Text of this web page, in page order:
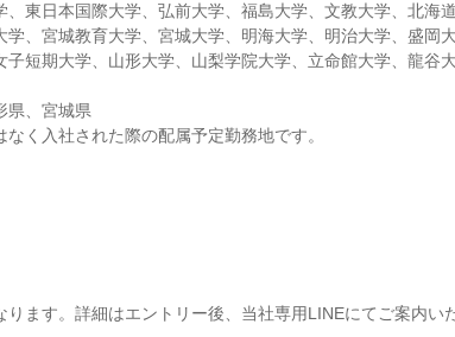
、東日本国際大学、弘前大学、福島大学、文教大学、北海
、宮城教育大学、宮城大学、明海大学、明治大学、盛岡
子短期大学、山形大学、山梨学院大学、立命館大学、龍谷
県、宮城県
く入社された際の配属予定勤務地です。
ます。詳細はエントリー後、当社専用LINEにてご案内い